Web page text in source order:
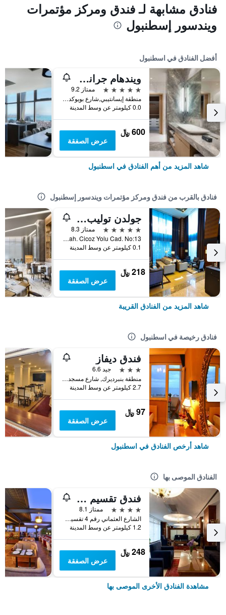
فنادق مشابهة لـ فندق ومركز مؤتمرات
ويندسور إسطنبول
أفضل الفنادق في اسطنبول
ويندهام جراند إسطنبول ليفينت
5 نجوم
ممتاز 9.2
منطقة إيسانتيبي,شارع بويوكديري 177-183 شيشلي, اسطنبول, تركيا
0.0 كيلومتر عن وسط المدينة
600 ﷼
عرض الصفقة
شاهد المزيد من أهم الفنادق في اسطنبول
فنادق بالقرب من فندق ومركز مؤتمرات ويندسور إسطنبول
جولدن توليب إسطنبول بيرم باشا
5 نجوم
ممتاز 8.3
Yenidogan Mah. Cicoz Yolu Cad. No:13, اسطنبول, تركيا
0.1 كيلومتر عن وسط المدينة
218 ﷼
عرض الصفقة
شاهد المزيد من الفنادق القريبة
فنادق رخيصة في اسطنبول
فندق ديفاز
3 نجوم
جيد 6.6
منطقة بنبرديرك, شارع مسجد كاتب سنان رقم 31, اسطنبول, تركيا
2.7 كيلومتر عن وسط المدينة
97 ﷼
عرض الصفقة
شاهد أرخص الفنادق في اسطنبول
الفنادق الموصى بها
فندق تقسيم متروبارك
4 نجوم
ممتاز 8.1
الشارع العثماني رقم 4 تقسيم, اسطنبول, تركيا
1.2 كيلومتر عن وسط المدينة
248 ﷼
عرض الصفقة
مشاهدة الفنادق الأخرى الموصى بها